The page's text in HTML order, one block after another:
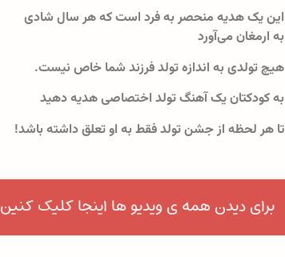
این یک هدیه منحصر به فرد است که هر سال شادی
به ارمغان می‌آورد
هیچ تولدی به اندازه تولد فرزند شما خاص نیست.
به کودکتان یک آهنگ تولد اختصاصی هدیه دهید
تا هر لحظه از جشن تولد فقط به او تعلق داشته باشد!
برای دیدن همه ی ویدیو ها اینجا کلیک کنین